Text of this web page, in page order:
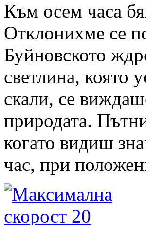
Към осем часа
Отклонихме се
Буйновското
светлина, която
скали, се
природата.
когато видиш
час, при